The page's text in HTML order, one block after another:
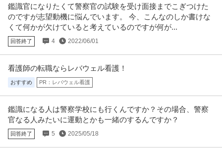
鑑識官になりたくて警察官の試験を受け面接までこぎつけた
のですが志望動機に悩んでいます。 今、こんなのしか書けな
くて何かが欠けていると考えているのですが何が...
回答終了 4 2022/06/01
看護師の転職ならレバウェル看護！
おすすめ PR：レバウェル看護
鑑識になる人は警察学校にも行くんですか？その場合、警察
官なる人みたいに運動とかも一緒のするんですか？
回答終了 5 2025/05/18